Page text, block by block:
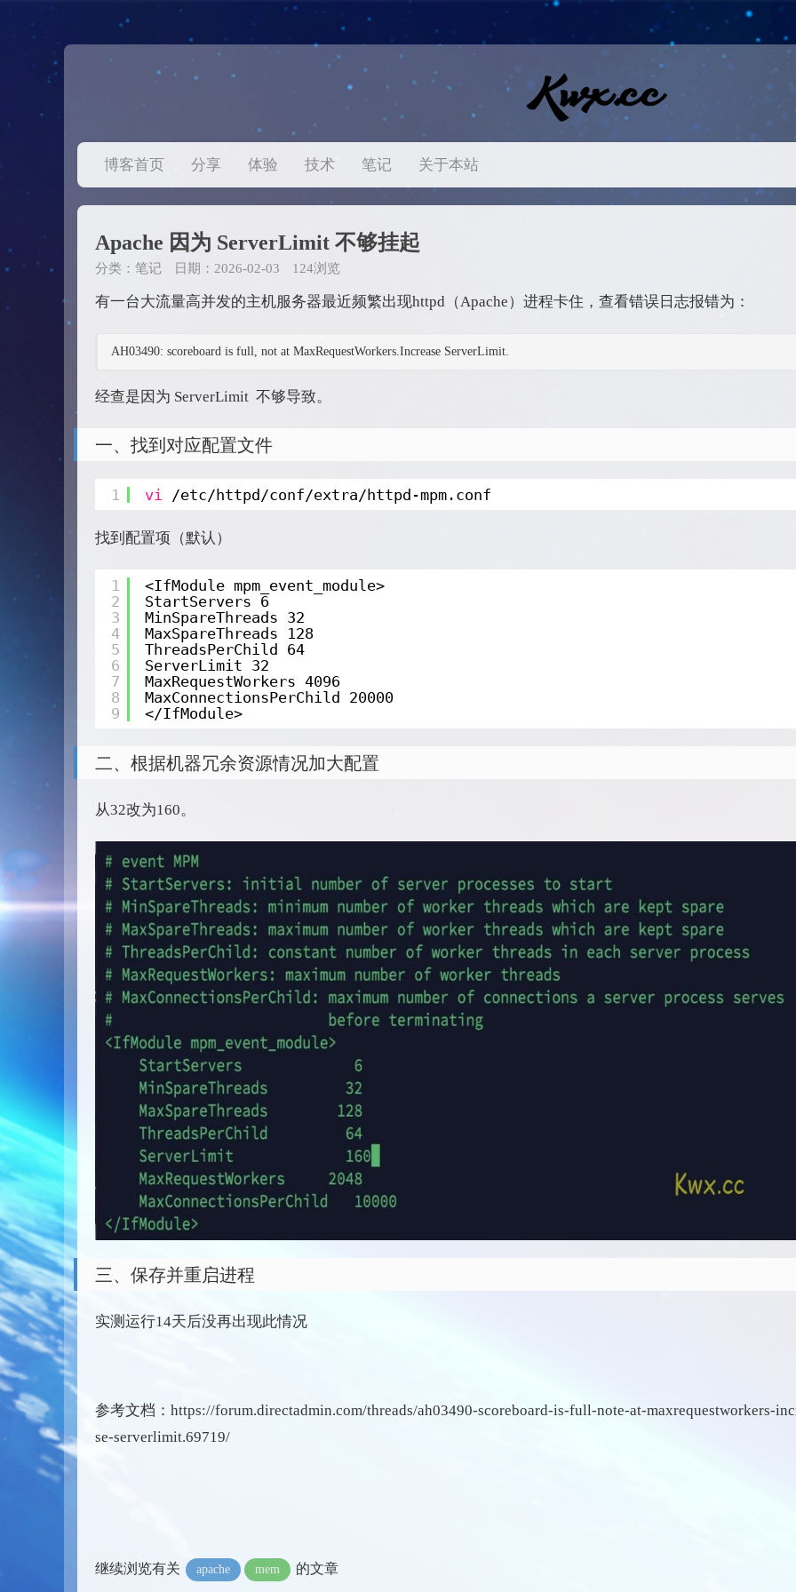
博客首页 分享 体验 技术 笔记 关于本站
Apache 因为 ServerLimit 不够挂起
分类： 笔记 日期：2026-02-03 124浏览
有一台大流量高并发的主机服务器最近频繁出现httpd（Apache）进程卡住，查看错误日志报错为：
AH03490: scoreboard is full, not at MaxRequestWorkers.Increase ServerLimit.
经查是因为 ServerLimit 不够导致。
一、找到对应配置文件
1 vi /etc/httpd/conf/extra/httpd-mpm .conf
找到配置项（默认）
1
2
3
4
5
6
7
8
9
<IfModule mpm_event_module>
StartServers 6
MinSpareThreads 32
MaxSpareThreads 128
ThreadsPerChild 64
ServerLimit 32
MaxRequestWorkers 4096
MaxConnectionsPerChild 20000
</IfModule>
二、根据机器冗余资源情况加大配置
从32改为160。
三、保存并重启进程
实测运行14天后没再出现此情况
参考文档：https://forum.directadmin.com/threads/ah03490-scoreboard-is-full-note-at-maxrequestworkers-
se-serverlimit.69719/
继续浏览有关 apache mem 的文章